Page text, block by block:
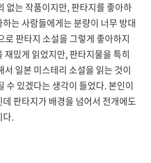
없는 작품이지만, 판타지를 좋아하
는 사람들에게는 분량이 너무 방대
판타지 소설을 그렇게 좋아하지
재밌게 읽었지만, 판타지물을 특히
일본 미스테리 소설을 읽는 것이
수 있겠다는 생각이 들었다. 본인이
판타지가 배경을 넘어서 전개에도
다.